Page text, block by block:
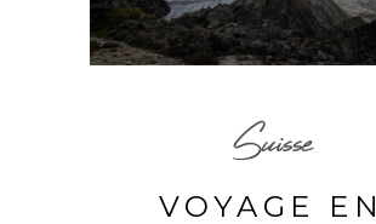
Suisse
VOYAGE EN